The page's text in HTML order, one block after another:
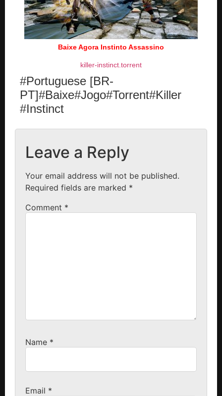
Baixe Agora Instinto Assassino
killer-instinct.torrent
#Portuguese [BR-
PT]#Baixe#Jogo#Torrent#Killer
#Instinct
Leave a Reply
Your email address will not be published.
Required fields are marked *
Comment *
Name *
Email *